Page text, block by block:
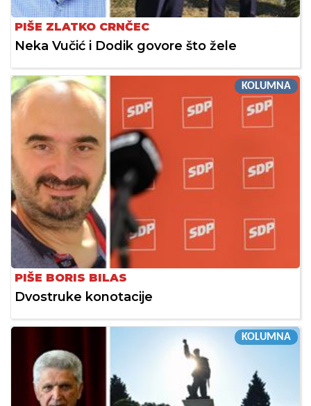
PIŠE ZLATKO CRNČEC
Neka Vučić i Dodik govore što žele
KOLUMNA
PIŠE BORIS BILAS
Dvostruke konotacije
KOLUMNA